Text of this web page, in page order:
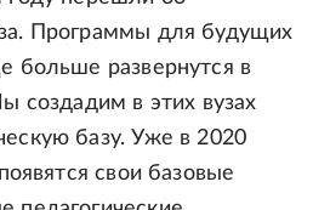
Программы для будущих
больше развернутся в
создадим в этих вузах
базу. Уже в 2020
свои базовые